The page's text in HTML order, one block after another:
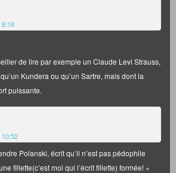
8:18
de lire par exemple un Claude Levi Strauss,
Kundera ou qu’un Sartre, mais dont la
puissante.
10:52
Polanski, écrit qu’il n’est pas pédophile
fillette(c’est moi qui l’écrit fillette) formée! »